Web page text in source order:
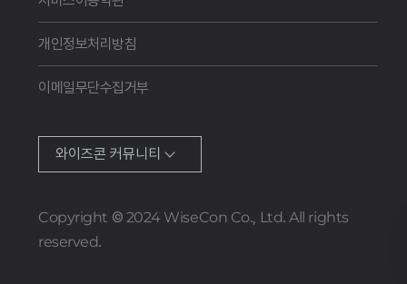
개인정보처리방침
이메일무단수집거부
와이즈콘 커뮤니티
Copyright © 2024 WiseCon Co., Ltd. All rights
reserved.